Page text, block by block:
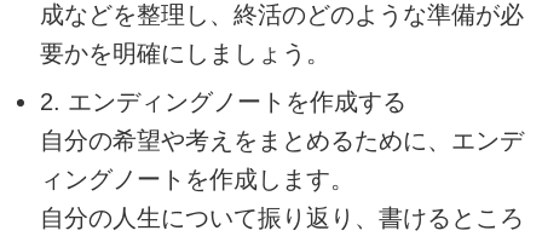
成などを整理し、終活のどのような準備が必
要かを明確にしましょう。
2. エンディングノートを作成する
自分の希望や考えをまとめるために、エンデ
ィングノートを作成します。
自分の人生について振り返り、書けるところ